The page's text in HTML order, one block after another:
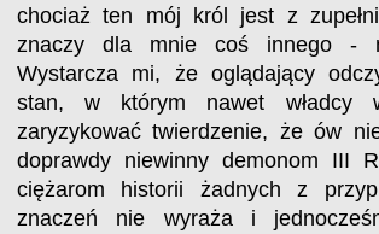
chociaż ten mój król jest z
znaczy dla mnie coś innego -
Wystarcza mi, że oglądający
stan, w którym nawet władcy
zaryzykować twierdzenie, że ów
doprawdy niewinny demonom III
ciężarom historii żadnych z
znaczeń nie wyraża i